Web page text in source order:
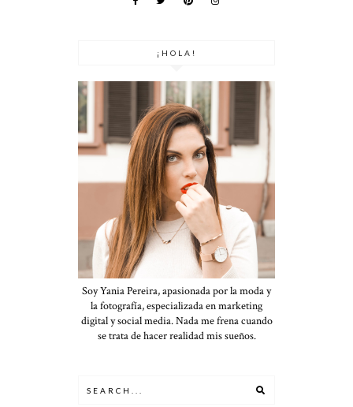
¡HOLA!
Soy Yania Pereira, apasionada por la moda y
la fotografía, especializada en marketing
digital y social media. Nada me frena cuando
se trata de hacer realidad mis sueños.